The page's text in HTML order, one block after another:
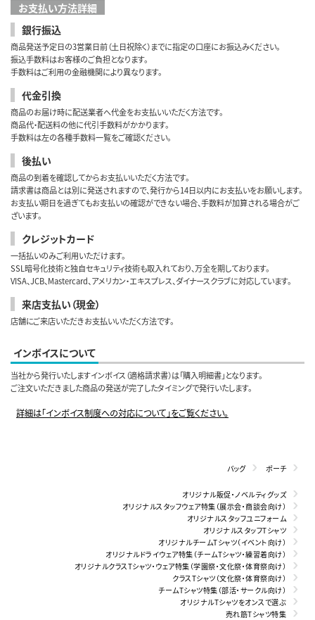
お支払い方法詳細
銀行振込
商品発送予定日の3営業日前（土日祝除く）までに指定の口座にお振込みください。
振込手数料はお客様のご負担となります。
手数料はご利用の金融機関により異なります。
代金引換
商品のお届け時に配送業者へ代金をお支払いいただく方法です。
商品代・配送料の他に代引手数料がかかります。
手数料は左の各種手数料一覧をご確認ください。
後払い
商品の到着を確認してからお支払いいただく方法です。
請求書は商品とは別に発送されますので、発行から14日以内にお支払いをお願いします。
お支払い期日を過ぎてもお支払いの確認ができない場合、手数料が加算される場合がご
ざいます。
クレジットカード
一括払いのみご利用いただけます。
SSL暗号化技術と独自セキュリティ技術も取入れており、万全を期しております。
VISA、JCB、Mastercard、アメリカン・エキスプレス、ダイナースクラブに対応しています。
来店支払い（現金）
店舗にご来店いただきお支払いいただく方法です。
インボイスについて
当社から発行いたしますインボイス（適格請求書）は「購入明細書」となります。
ご注文いただきました商品の発送が完了したタイミングで発行いたします。
詳細は「インボイス制度への対応について」をご覧ください。
バッグ ポーチ
オリジナル販促・ノベルティグッズ
オリジナルスタッフウェア特集（展示会・商談会向け）
オリジナルスタッフユニフォーム
オリジナルスタッフTシャツ
オリジナルチームTシャツ（イベント向け）
オリジナルドライウェア特集（チームTシャツ・練習着向け）
オリジナルクラスTシャツ・ウェア特集（学園祭・文化祭・体育祭向け）
クラスTシャツ（文化祭・体育祭向け）
チームTシャツ特集（部活・サークル向け）
オリジナルTシャツをオンスで選ぶ
売れ筋Tシャツ特集